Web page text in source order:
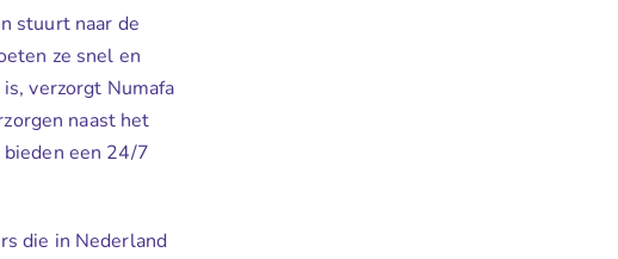
stuurt naar de
ze snel en
verzorgt Numafa
naast het
een 24/7
die in Nederland